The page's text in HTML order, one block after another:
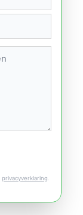
privacyverklaring